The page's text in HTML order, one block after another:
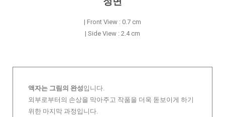
| Front View : 0.7 cm
| Side View : 2.4 cm
액자는 그림의 완성입니다.
외부로부터의 손상을 막아주고 작품을 더욱 돋보이게 하기
위한 마지막 과정입니다.